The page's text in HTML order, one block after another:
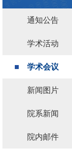
通知公告
学术活动
学术会议
新闻图片
院系新闻
院内邮件